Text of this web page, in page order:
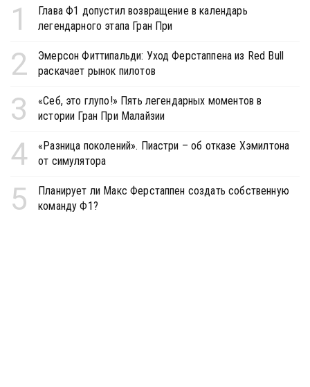
1
Глава Ф1 допустил возвращение в календарь
легендарного этапа Гран При
2
Эмерсон Фиттипальди: Уход Ферстаппена из Red Bull
раскачает рынок пилотов
3
«Себ, это глупо!» Пять легендарных моментов в
истории Гран При Малайзии
4
«Разница поколений». Пиастри – об отказе Хэмилтона
от симулятора
5
Планирует ли Макс Ферстаппен создать собственную
команду Ф1?